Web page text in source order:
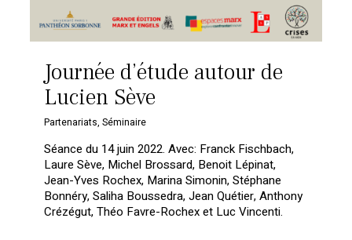
Journée d’étude autour de
Lucien Sève
Partenariats,Séminaire
Séance du 14 juin 2022. Avec: Franck Fischbach,
Laure Sève, Michel Brossard, Benoit Lépinat,
Jean-Yves Rochex, Marina Simonin, Stéphane
Bonnéry, Saliha Boussedra, Jean Quétier, Anthony
Crézégut, Théo Favre-Rochex et Luc Vincenti.